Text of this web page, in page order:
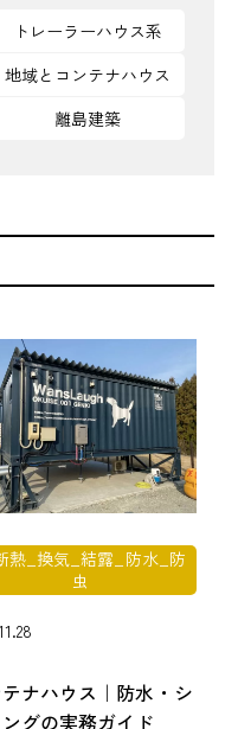
トレーラーハウス系
地域とコンテナハウス
離島建築
熱_換気_結露_防水_防
虫
ナハウス｜防水・シ
グの実務ガイド